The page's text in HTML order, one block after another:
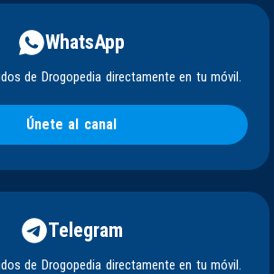
WhatsApp
de Drogopedia directamente en tu móvil.
Únete al canal
Telegram
de Drogopedia directamente en tu móvil.